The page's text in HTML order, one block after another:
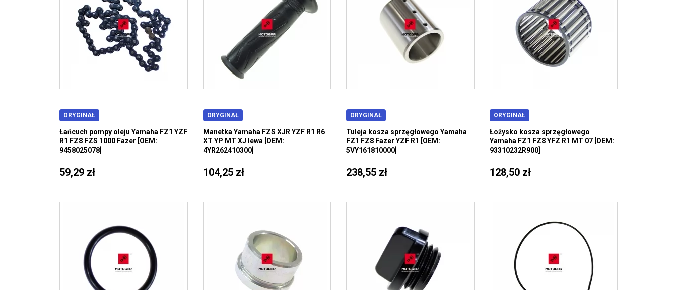
ORYGINAŁ
Łańcuch pompy oleju Yamaha FZ1 YZF
R1 FZ8 FZS 1000 Fazer [OEM:
9458025078]
59,29 zł
ORYGINAŁ
Manetka Yamaha FZS XJR YZF R1 R6
XT YP MT XJ lewa [OEM:
4YR262410300]
104,25 zł
ORYGINAŁ
Tuleja kosza sprzęgłowego Yamaha
FZ1 FZ8 Fazer YZF R1 [OEM:
5VY161810000]
238,55 zł
ORYGINAŁ
Łożysko kosza sprzęgłowego
Yamaha FZ1 FZ8 YFZ R1 MT 07 [OEM:
93310232R900]
128,50 zł